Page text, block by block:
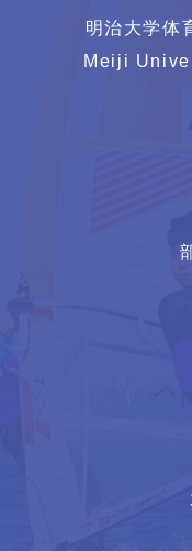
明治大学体
Meiji